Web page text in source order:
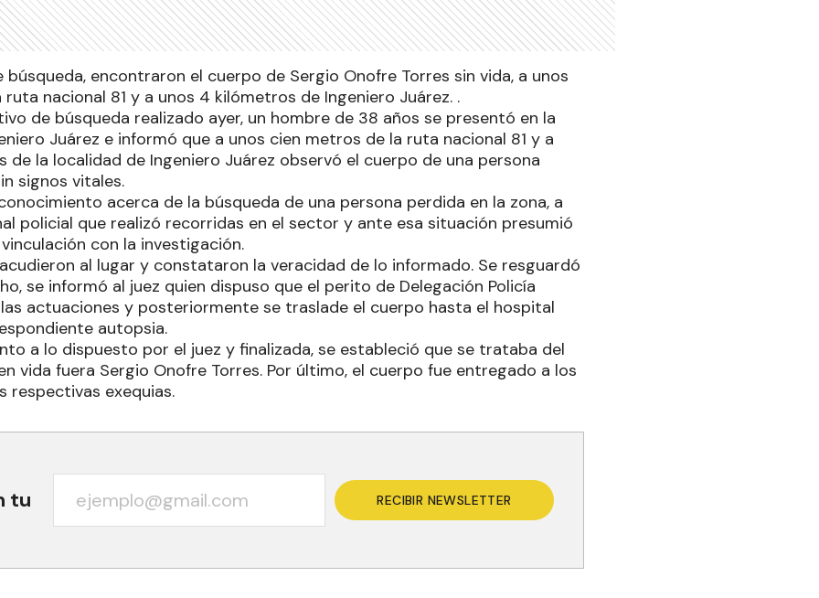
búsqueda, encontraron el cuerpo de Sergio Onofre Torres sin vida, a unos
nacional 81 y a unos 4 kilómetros de Ingeniero Juárez. .
de búsqueda realizado ayer, un hombre de 38 años se presentó en la
Juárez e informó que a unos cien metros de la ruta nacional 81 y a
de la localidad de Ingeniero Juárez observó el cuerpo de una persona
signos vitales.
acerca de la búsqueda de una persona perdida en la zona, a
policial que realizó recorridas en el sector y ante esa situación presumió
con la investigación.
al lugar y constataron la veracidad de lo informado. Se resguardó
se informó al juez quien dispuso que el perito de Delegación Policía
actuaciones y posteriormente se traslade el cuerpo hasta el hospital
autopsia.
a lo dispuesto por el juez y finalizada, se estableció que se trataba del
vida fuera Sergio Onofre Torres. Por último, el cuerpo fue entregado a los
respectivas exequias.
tu RECIBIR NEWSLETTER